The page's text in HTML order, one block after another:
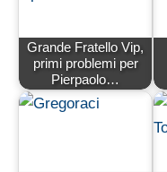
Grande Fratello Vip,
primi problemi per
Pierpaolo…